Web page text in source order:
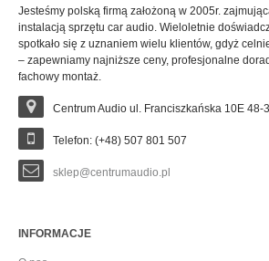
Jesteśmy polską firmą założoną w 2005r.
instalacją sprzętu car audio. Wieloletnie
spotkało się z uznaniem wielu klientów, gdyż
– zapewniamy najniższe ceny, profesjonalne
fachowy montaż.
Centrum Audio ul. Franciszkańska 10E 48-
Telefon: (+48) 507 801 507
sklep@centrumaudio.pl
INFORMACJE